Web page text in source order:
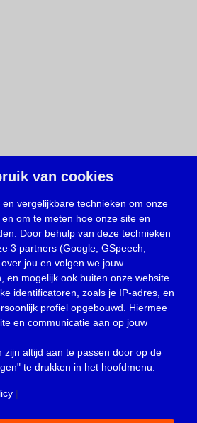
van cookies
vergelijkbare technieken om onze
om te meten hoe onze site en
Door behulp van deze technieken
3 partners (Google, GSpeech,
jou en volgen we jouw
en mogelijk ook buiten onze website
identificatoren, zoals je IP-adres, en
profiel opgebouwd. Hiermee
en communicatie aan op jouw
zijn altijd aan te passen door op de
te drukken in het hoofdmenu.
|